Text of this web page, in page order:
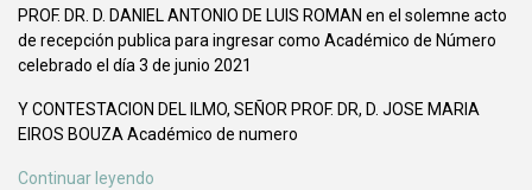
PROF. DR. D. DANIEL ANTONIO DE LUIS ROMAN en el solemne acto
de recepción publica para ingresar como Académico de Número
celebrado el día 3 de junio 2021
Y CONTESTACION DEL ILMO, SEÑOR PROF. DR, D. JOSE MARIA
EIROS BOUZA Académico de numero
Continuar leyendo